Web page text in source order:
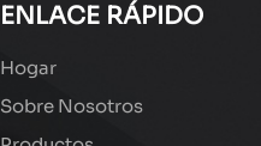
ENLACE RÁPIDO
Hogar
Sobre Nosotros